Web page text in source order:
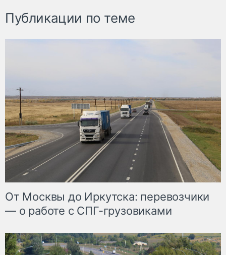
Публикации по теме
От Москвы до Иркутска: перевозчики
— о работе с СПГ-грузовиками